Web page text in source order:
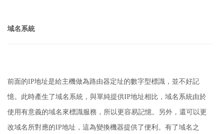
域名系統
前面的IP地址是給主機做為路由器定址的數字型標識，並不好記
憶。 此時產生了域名系統，與單純提供IP地址相比，域名系統由於
使用有意義的域名來標識服務，所以更容易記憶。 另外，還可以更
改域名所對應的IP地址，這為變換機器提供了便利。 有了域名之